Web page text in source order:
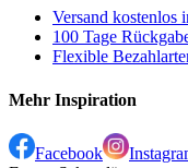
Versand kostenlos
100 Tage
Flexible
Mehr Inspiration
Facebook